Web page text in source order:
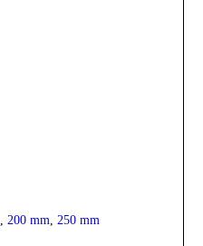
200 mm 250 mm